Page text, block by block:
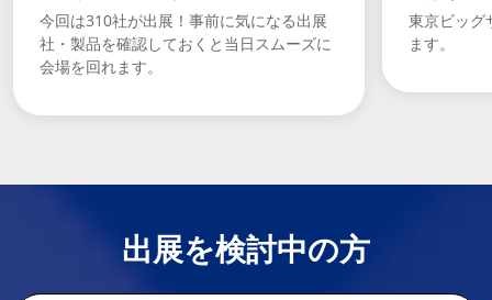
今回は310社が出展！事前に気になる出展
社・製品を確認しておくと当日スムーズに
会場を回れます。
東京ビッグ
ます。
出展を検討中の方